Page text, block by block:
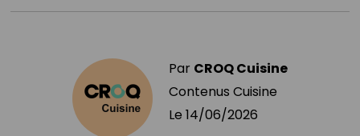
Par CROQ Cuisine
Contenus Cuisine
Le 14/06/2026